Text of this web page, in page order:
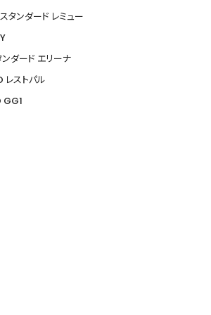
タンダード レミュー
ンダード エリーナ
レストパル
GG1